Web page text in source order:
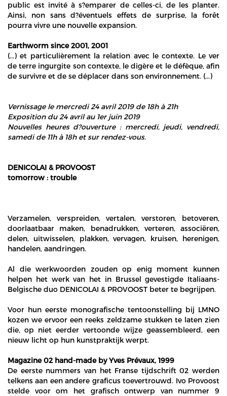
public est invité à s?emparer de celles-ci, de les planter.
Ainsi, non sans d?éventuels effets de surprise, la forêt
pourra vivre une nouvelle expansion.
Earthworm since 2001, 2001
(...) et particulièrement la relation avec le contexte. Le ver
de terre ingurgite son contexte, le digère et le défèque, afin
de survivre et de se déplacer dans son environnement. (...)
Vernissage le mercredi 24 avril 2019 de 18h à 21h
Exposition du 24 avril au 1er juin 2019
Nouvelles heures d?ouverture : mercredi, jeudi, vendredi,
samedi de 11h à 18h et sur rendez-vous.
DENICOLAI & PROVOOST
tomorrow : trouble
Verzamelen, verspreiden, vertalen, verstoren, betoveren,
doorlaatbaar maken, benadrukken, verteren, associëren,
delen, uitwisselen, plakken, vervagen, kruisen, herenigen,
handelen, aandringen.
Al die werkwoorden zouden op enig moment kunnen
helpen het werk van het in Brussel gevestigde Italiaans-
Belgische duo DENICOLAI & PROVOOST beter te begrijpen.
Voor hun eerste monografische tentoonstelling bij LMNO
kozen we ervoor een reeks zeldzame stukken te laten zien
die, op niet eerder vertoonde wijze geassembleerd, een
nieuw licht op hun kunstpraktijk werpt.
Magazine 02 hand-made by Yves Prévaux, 1999
De eerste nummers van het Franse tijdschrift 02 werden
telkens aan een andere graficus toevertrouwd. Ivo Provoost
stelde voor om het grafisch ontwerp van nummer 9